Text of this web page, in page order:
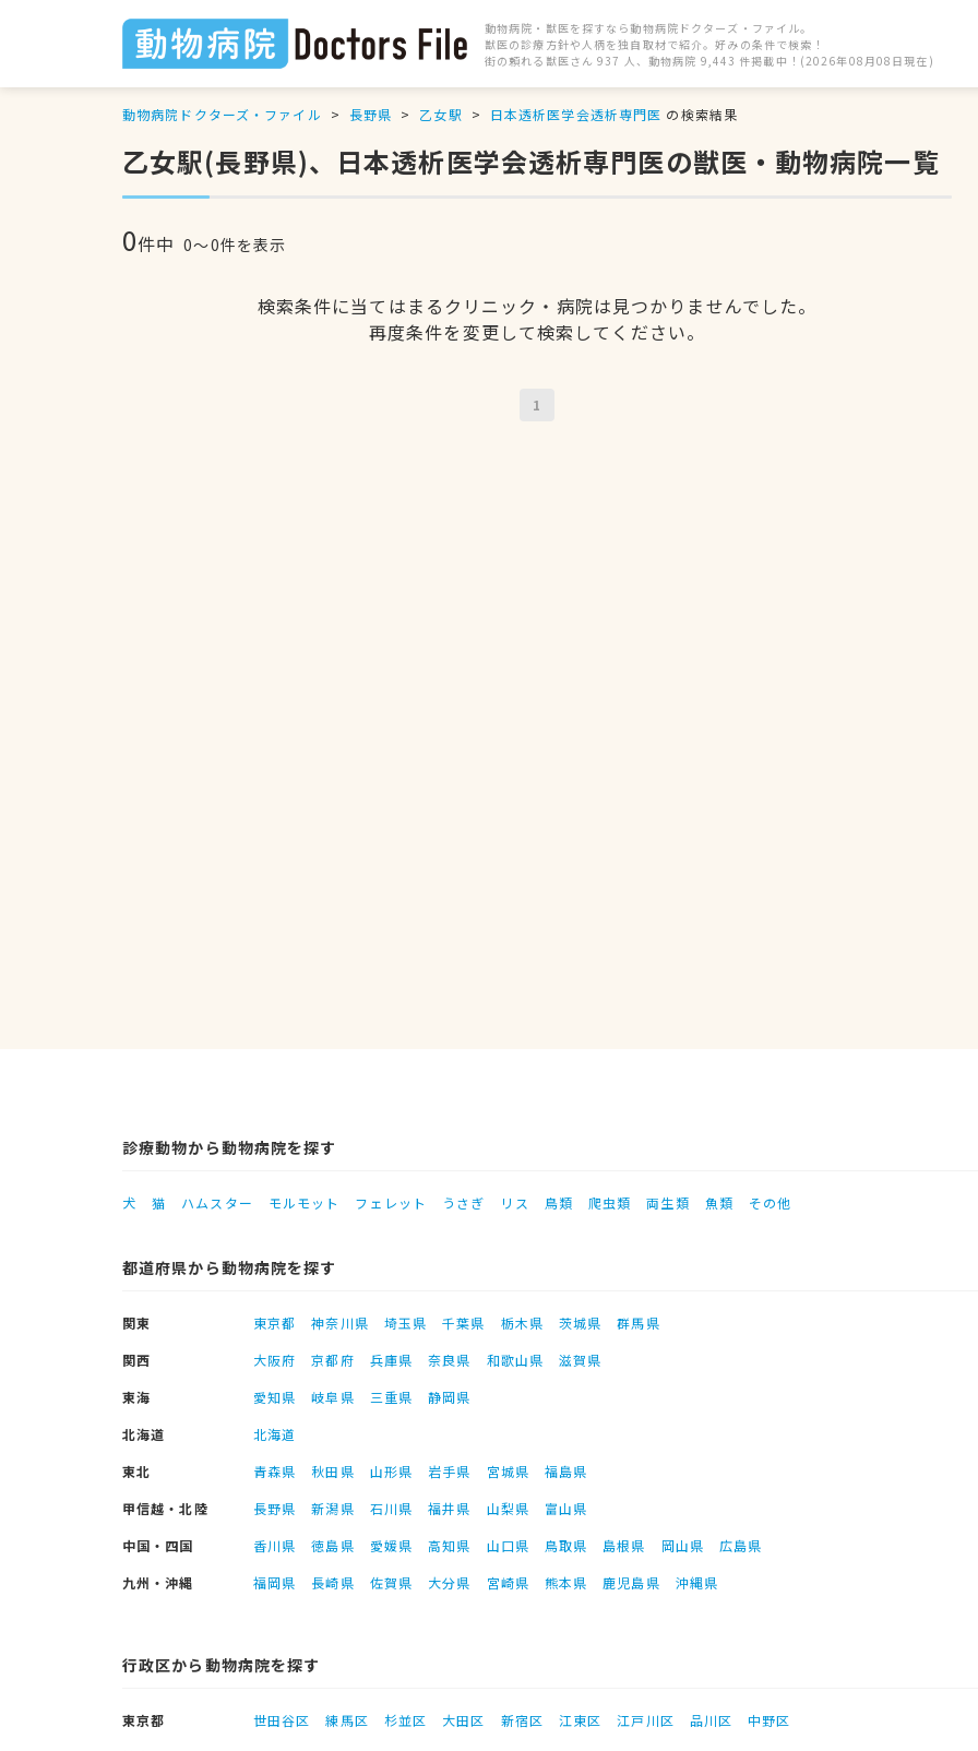
動物病院・獣医を探すなら動物病院ドクターズ・ファイル。
獣医の診療方針や人柄を独自取材で紹介。好みの条件で検索！
街の頼れる獣医さん 937 人、動物病院 9,443 件掲載中！(2026年08月08日現在)
動物病院ドクターズ・ファイル 長野県 乙女駅 日本透析医学会透析専門医 の検索結果
乙女駅(長野県)、日本透析医学会透析専門医の獣医・動物病院一覧
0件中 0〜0件を表示
検索条件に当てはまるクリニック・病院は見つかりませんでした。
再度条件を変更して検索してください。
1
診療動物から動物病院を探す
犬 猫 ハムスター モルモット フェレット うさぎ リス 鳥類 爬虫類 両生類 魚類 その他
都道府県から動物病院を探す
関東 東京都 神奈川県 埼玉県 千葉県 栃木県 茨城県
群馬県
関西
大阪府 京都府 兵庫県 奈良県 和歌山県
滋賀県
東海
愛知県 岐阜県 三重県
静岡県
北海道
北海道
東北
青森県 秋田県 山形県 岩手県 宮城県
福島県
甲信越・北陸
長野県 新潟県 石川県 福井県 山梨県
富山県
中国・四国
香川県 徳島県 愛媛県 高知県 山口県 鳥取県 島根県 岡山県
広島県
九州・沖縄
福岡県 長崎県 佐賀県 大分県 宮崎県 熊本県 鹿児島県 沖縄県
行政区から動物病院を探す
東京都 世田谷区 練馬区 杉並区 大田区 新宿区 江東区 江戸川区 品川区
中野区